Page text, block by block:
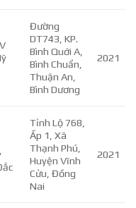
Đường
DT743, KP.
Bình Quới A,
Bình Chuẩn,
Thuận An,
Bình Dương
2021
Tỉnh Lộ 768,
Ấp 1, Xã
Thạnh Phú,
Huyện Vĩnh
Cửu, Đồng
Nai
2021